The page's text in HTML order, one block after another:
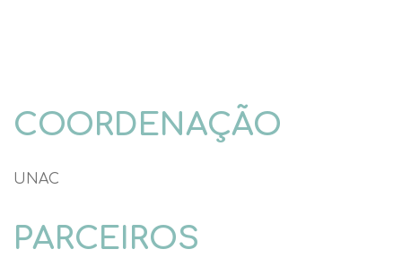
COORDENAÇÃO
UNAC
PARCEIROS